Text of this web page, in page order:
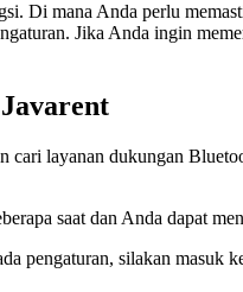
Di mana Anda perlu
Jika Anda ingin
layanan dukungan
saat dan Anda dapat
pengaturan, silakan